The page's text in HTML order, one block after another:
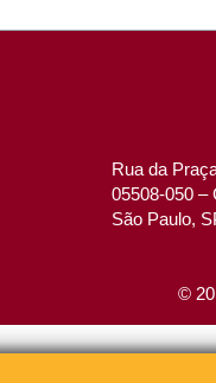
Rua da
05508-050 –
São Paulo,
©